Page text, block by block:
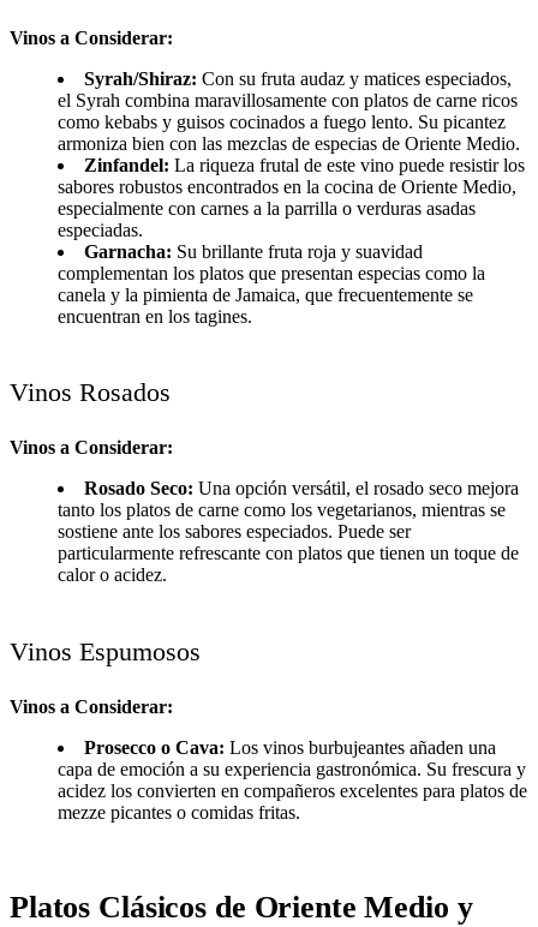
Vinos a Considerar:
Syrah/Shiraz: Con su fruta audaz y matices especiados,
el Syrah combina maravillosamente con platos de carne ricos
como kebabs y guisos cocinados a fuego lento. Su picantez
armoniza bien con las mezclas de especias de Oriente Medio.
Zinfandel: La riqueza frutal de este vino puede resistir los
sabores robustos encontrados en la cocina de Oriente Medio,
especialmente con carnes a la parrilla o verduras asadas
especiadas.
Garnacha: Su brillante fruta roja y suavidad
complementan los platos que presentan especias como la
canela y la pimienta de Jamaica, que frecuentemente se
encuentran en los tagines.
Vinos Rosados
Vinos a Considerar:
Rosado Seco: Una opción versátil, el rosado seco mejora
tanto los platos de carne como los vegetarianos, mientras se
sostiene ante los sabores especiados. Puede ser
particularmente refrescante con platos que tienen un toque de
calor o acidez.
Vinos Espumosos
Vinos a Considerar:
Prosecco o Cava: Los vinos burbujeantes añaden una
capa de emoción a su experiencia gastronómica. Su frescura y
acidez los convierten en compañeros excelentes para platos de
mezze picantes o comidas fritas.
Platos Clásicos de Oriente Medio y